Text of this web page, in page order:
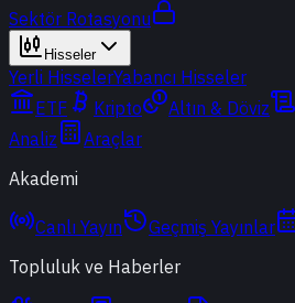
Sektör Rotasyonu
Hisseler
Yerli HisselerYabancı Hisseler
ETF
Kripto Altın & Döviz
Analiz
Araçlar
Akademi
Canlı Yayın Geçmiş Yayınlar
Topluluk ve Haberler